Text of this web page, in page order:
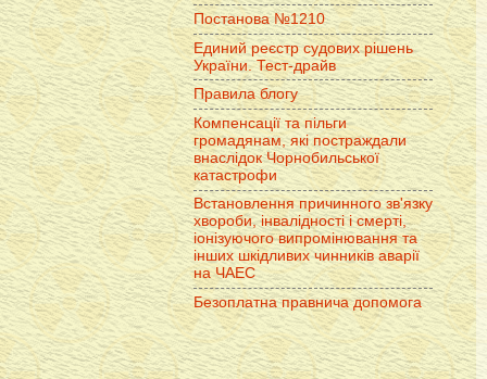
Постанова №1210
Единий реєстр судових рішень
України. Тест-драйв
Правила блогу
Компенсації та пільги
громадянам, які постраждали
внаслідок Чорнобильської
катастрофи
Встановлення причинного зв'язку
хвороби, інвалідності і смерті,
іонізуючого випромінювання та
інших шкідливих чинників аварії
на ЧАЕС
Безоплатна правнича допомога